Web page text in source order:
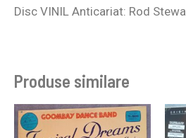
Disc VINIL Anticariat: Rod
Produse similare